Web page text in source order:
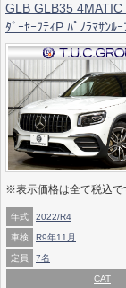
GLB GLB35 4MATIC
ﾀﾞｰｾｰﾌﾃｨP ﾊﾟﾉﾗﾏｻﾝﾙ
S ｴｱﾛ19AW 360ｶﾒﾗ ｵ
※表示価格は全て税込で
年式 2022/R4
車検 R9年11月
定員 7名
CAT